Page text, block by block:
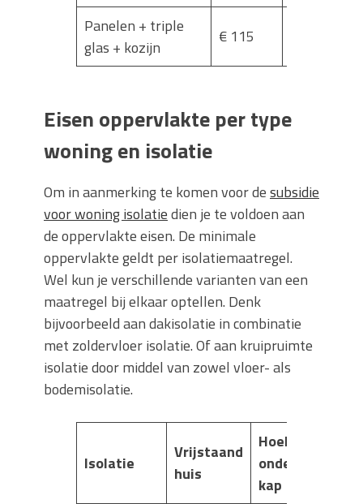
Panelen + triple
glas + kozijn
€ 115
Eisen oppervlakte per type
woning en isolatie
Om in aanmerking te komen voor desubsidie
voor woning isolatiedien je te voldoen aan
de oppervlakte eisen. De minimale
oppervlakte geldt per isolatiemaatregel.
Wel kun je verschillende varianten van een
maatregel bij elkaar optellen. Denk
bijvoorbeeld aan dakisolatie in combinatie
met zoldervloer isolatie. Of aan kruipruimte
isolatie door middel van zowel vloer- als
bodemisolatie.
Isolatie
Vrijstaand
huis
Hoek/2-
onder-1
kap